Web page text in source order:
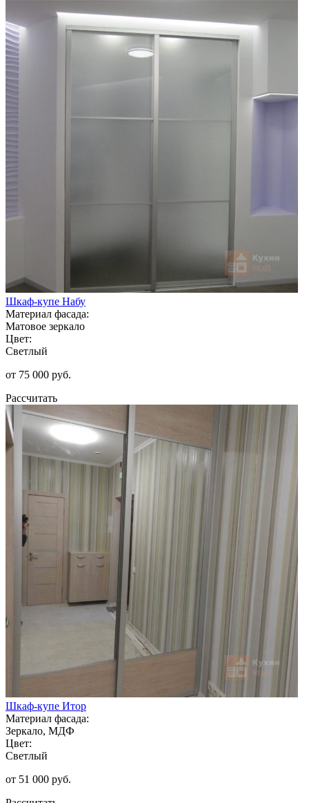
Шкаф-купе Набу
Материал фасада:
Матовое зеркало
Цвет:
Светлый
от 75 000 руб.
Рассчитать
Шкаф-купе Итор
Материал фасада:
Зеркало, МДФ
Цвет:
Светлый
от 51 000 руб.